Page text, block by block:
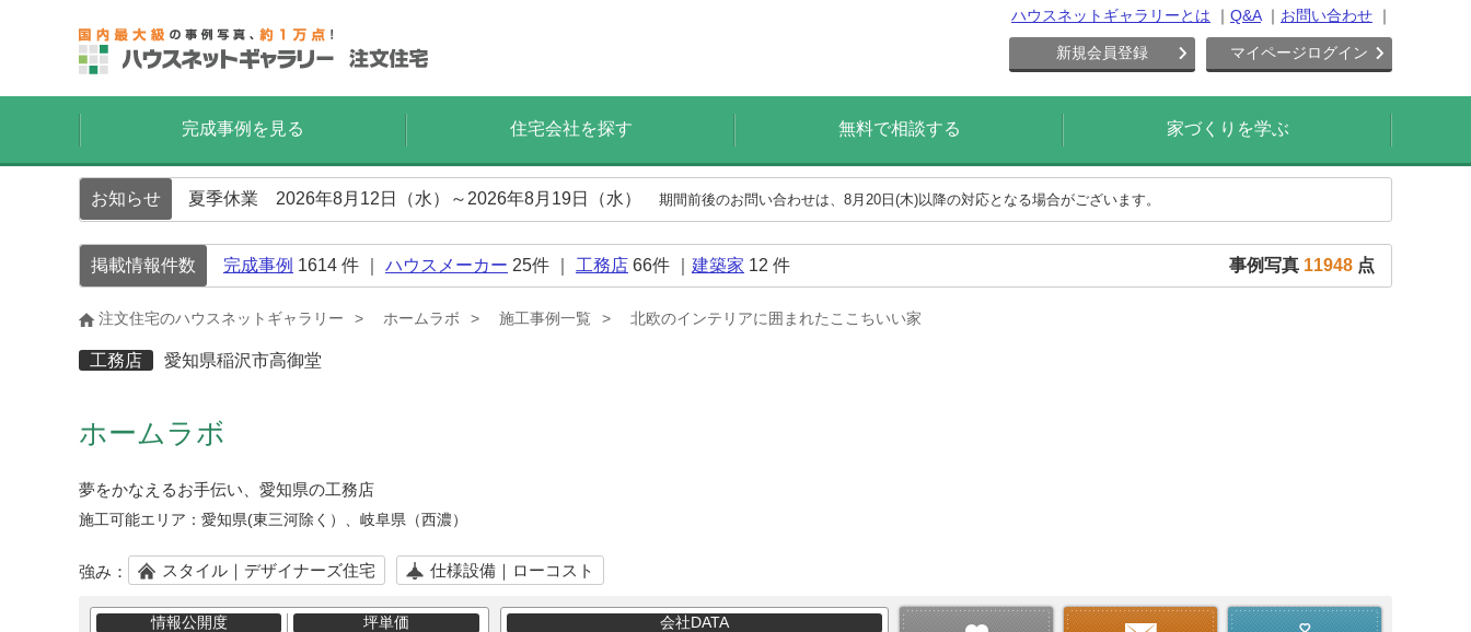
ハウスネットギャラリーとは Q&A お問い合わせ
新規会員登録 マイページログイン
完成事例を見る 住宅会社を探す 無料で相談する 家づくりを学ぶ
お知らせ 夏季休業 2026年8月12日（水）～2026年8月19日（水） 期間前後のお問い合わせは、8月20日(木)以降の対応となる場合がございます。
掲載情報件数 完成事例 1614 件 ｜ ハウスメーカー 25件 ｜ 工務店 66件 ｜ 建築家 12 件 事例写真 11948 点
注文住宅のハウスネットギャラリー ホームラボ 施工事例一覧 北欧のインテリアに囲まれたここちいい家
工務店 愛知県稲沢市高御堂
ホームラボ
夢をかなえるお手伝い、愛知県の工務店
施工可能エリア： 愛知県(東三河除く）、岐阜県（西濃）
強み： スタイル｜デザイナーズ住宅 仕様設備｜ローコスト
情報公開度 坪単価 会社DATA